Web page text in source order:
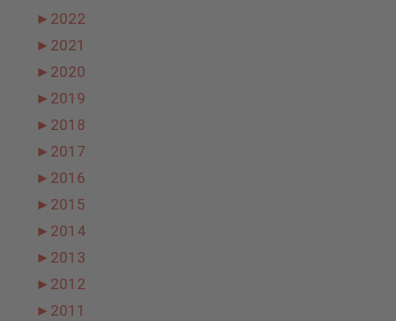
► 2022
► 2021
► 2020
► 2019
► 2018
► 2017
► 2016
► 2015
► 2014
► 2013
► 2012
► 2011